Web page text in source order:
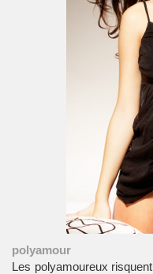
polyamour
Les polyamoureux